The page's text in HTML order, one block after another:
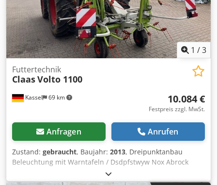
1 /3
Kassel 69 km
Futtertechnik
ClaasVolto 1100
10.084 €
Festpreis zzgl. MwSt.
Anfragen Anrufen
Zustand: gebraucht, Baujahr: 2013, Dreipunktanbau
Beleuchtung mit Warntafeln / Dsdpfstwyw Nox Abrock